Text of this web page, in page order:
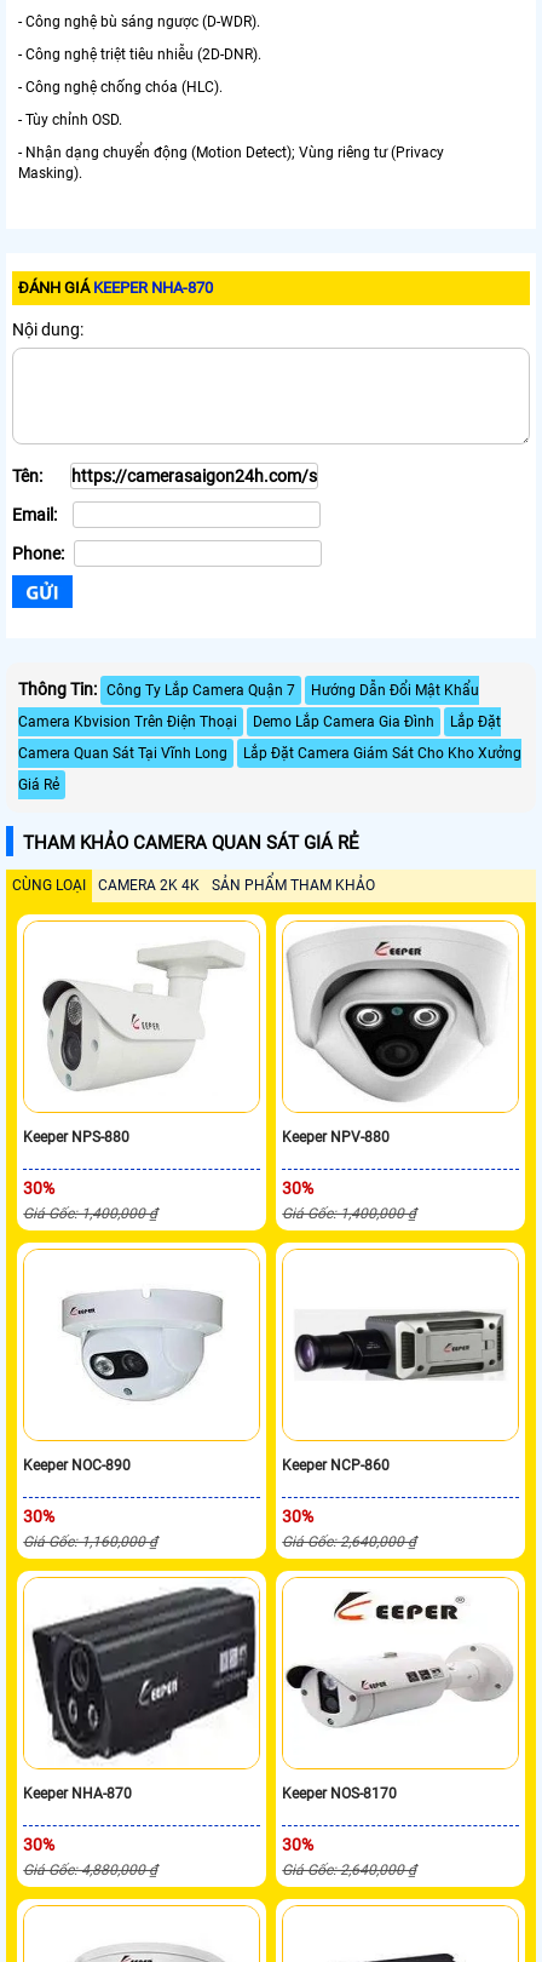
- Công nghệ bù sáng ngược (D-WDR).
- Công nghệ triệt tiêu nhiễu (2D-DNR).
- Công nghệ chống chóa (HLC).
- Tùy chỉnh OSD.
- Nhận dạng chuyển động (Motion Detect); Vùng riêng tư (Privacy
Masking).
ĐÁNH GIÁ KEEPER NHA-870
Nội dung:
Tên:
Email:
Phone:
Thông Tin: Công Ty Lắp Camera Quận 7
Hướng Dẫn Đổi Mật Khẩu
Camera Kbvision Trên Điện Thoại
Demo Lắp Camera Gia Đình
Lắp Đặt
Camera Quan Sát Tại Vĩnh Long
Lắp Đặt Camera Giám Sát Cho Kho Xưởng
Giá Rẻ
THAM KHẢO CAMERA QUAN SÁT GIÁ RẺ
CÙNG LOẠI CAMERA 2K 4K SẢN PHẨM THAM KHẢO
Keeper NPS-880
30%
Giá Gốc: 1,400,000 ₫
Keeper NPV-880
30%
Giá Gốc: 1,400,000 ₫
Keeper NOC-890
30%
Giá Gốc: 1,160,000 ₫
Keeper NCP-860
30%
Giá Gốc: 2,640,000 ₫
Keeper NHA-870
30%
Giá Gốc: 4,880,000 ₫
Keeper NOS-8170
30%
Giá Gốc: 2,640,000 ₫